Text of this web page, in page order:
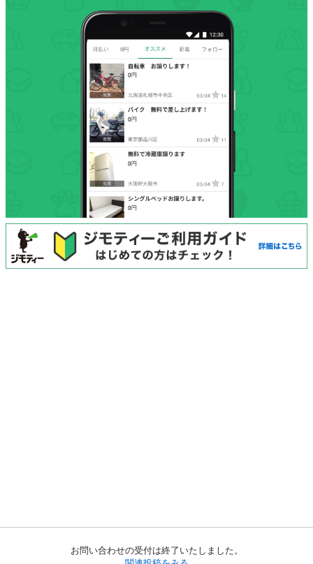
お問い合わせの受付は終了いたしました。